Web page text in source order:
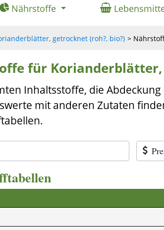
Nährstoffe
getrocknet (roh?, bio?)
für
Inhaltsstoffe, die
mit anderen Zutaten